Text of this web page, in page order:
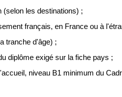
(selon les destinations) ;
français, en France ou à
tranche d'âge) ;
diplôme exigé sur la fiche pays ;
niveau B1 minimum du